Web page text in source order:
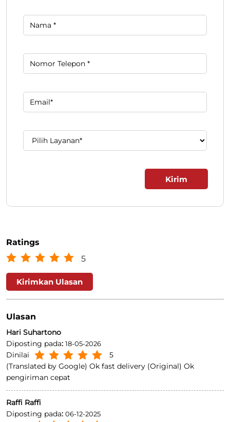
Ratings
5
Kirimkan Ulasan
Ulasan
Hari Suhartono
Diposting pada: 18-05-2026
Dinilai
5
(Translated by Google) Ok fast delivery (Original) Ok
pengiriman cepat
Raffi Raffi
Diposting pada: 06-12-2025